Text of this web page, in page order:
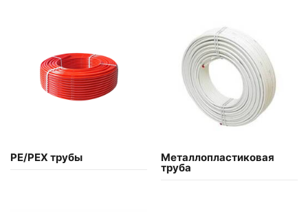
PE/PEX трубы Металлопластиковая
труба